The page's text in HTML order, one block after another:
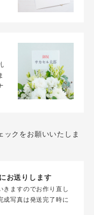
ックをお願いいたしま
お送りします
きますのでお作り直し
成写真は発送完了時に